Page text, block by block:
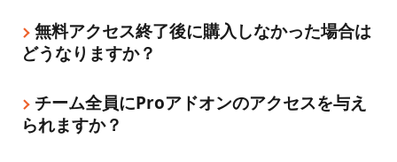
無料アクセス終了後に購入しなかった場合は
どうなりますか？
チーム全員にProアドオンのアクセスを与え
られますか？